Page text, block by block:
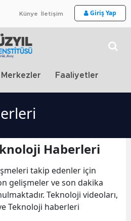
Künye İletişim Giriş Yap
Merkezler Faaliyetler
Haberleri
takip edenler için
gelişmeler ve son dakika
Teknoloji videoları,
Teknoloji haberleri